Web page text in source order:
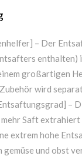
– Der
großartigen
wird
–
mehr Saft
extrem hohe
gemüse und obst